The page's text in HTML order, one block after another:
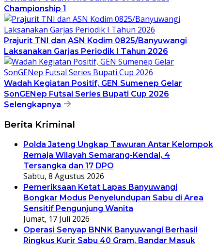
Championship 1
Prajurit TNI dan ASN Kodim 0825/Banyuwangi
Laksanakan Garjas Periodik I Tahun 2026
Wadah Kegiatan Positif, GEN Sumenep Gelar
SonGENep Futsal Series Bupati Cup 2026
Selengkapnya
Berita Kriminal
Polda Jateng Ungkap Tawuran Antar Kelompok
Remaja Wilayah Semarang-Kendal, 4
Tersangka dan 17 DPO
Sabtu, 8 Agustus 2026
Pemeriksaan Ketat Lapas Banyuwangi
Bongkar Modus Penyelundupan Sabu di Area
Sensitif Pengunjung Wanita
Jumat, 17 Juli 2026
Operasi Senyap BNNK Banyuwangi Berhasil
Ringkus Kurir Sabu 40 Gram, Bandar Masuk